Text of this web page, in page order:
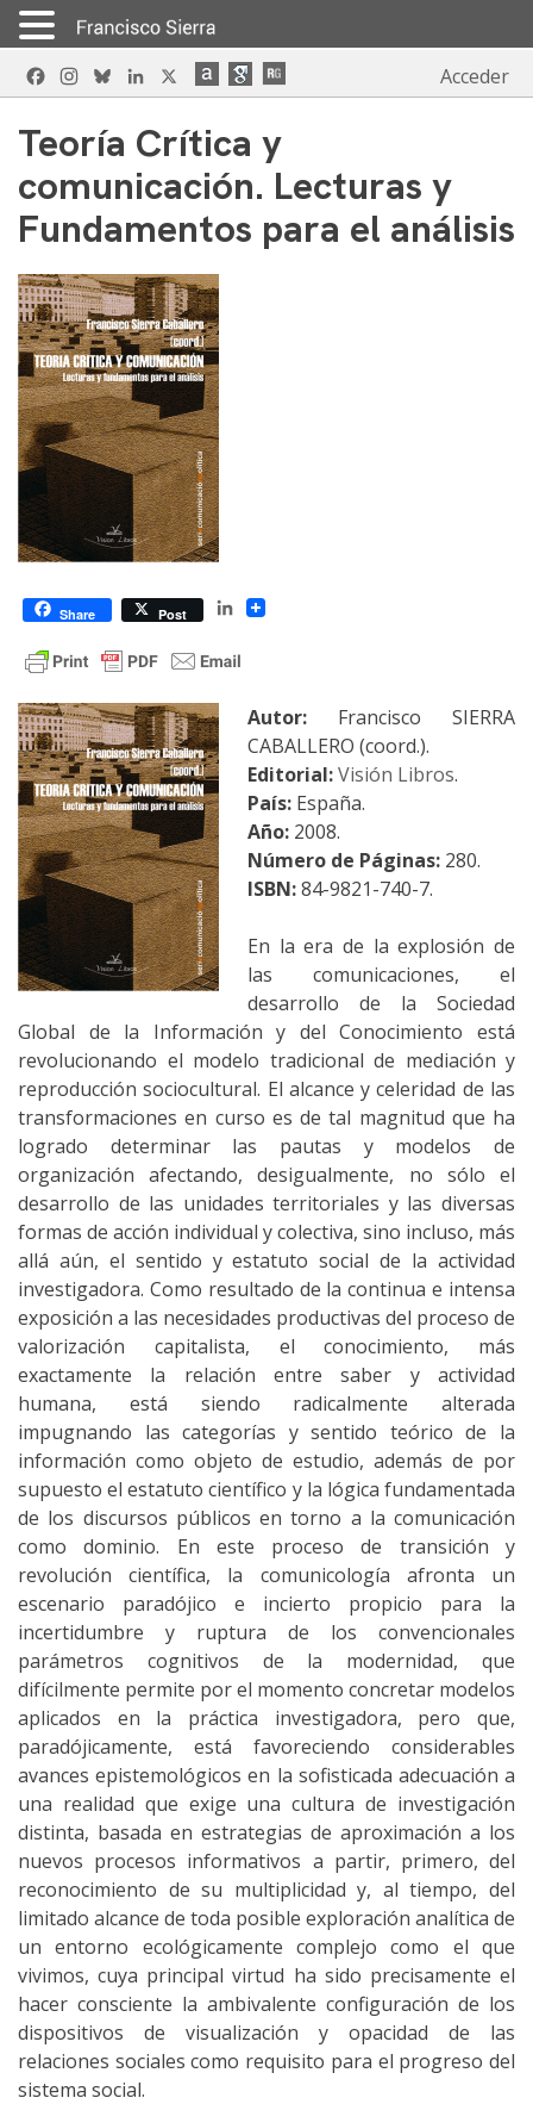
Skip
to
FacebookInstagram
BlueskyLinkedIn Acceder
Teoría Crítica y
comunicación. Lecturas y
Fundamentos para el análisis
Share Post LinkedIn
Autor: Francisco SIERRA
CABALLERO (coord.).
Editorial:Visión Libros.
País: España.
Año: 2008.
Número de Páginas: 280.
ISBN:84-9821-740-7.
En la era de la explosión de
las comunicaciones, el
desarrollo de la Sociedad
Global de la Información y del Conocimiento está
revolucionando el modelo tradicional de mediación y
reproducción sociocultural. El alcance y celeridad de las
transformaciones en curso es de tal magnitud que ha
logrado determinar las pautas y modelos de
organización afectando, desigualmente, no sólo el
desarrollo de las unidades territoriales y las diversas
formas de acción individual y colectiva, sino incluso, más
allá aún, el sentido y estatuto social de la actividad
investigadora. Como resultado de la continua e intensa
exposición a las necesidades productivas del proceso de
valorización capitalista, el conocimiento, más
exactamente la relación entre saber y actividad
humana, está siendo radicalmente alterada
impugnando las categorías y sentido teórico de la
información como objeto de estudio, además de por
supuesto el estatuto científico y la lógica fundamentada
de los discursos públicos en torno a la comunicación
como dominio. En este proceso de transición y
revolución científica, la comunicología afronta un
escenario paradójico e incierto propicio para la
incertidumbre y ruptura de los convencionales
parámetros cognitivos de la modernidad, que
difícilmente permite por el momento concretar modelos
aplicados en la práctica investigadora, pero que,
paradójicamente, está favoreciendo considerables
avances epistemológicos en la sofisticada adecuación a
una realidad que exige una cultura de investigación
distinta, basada en estrategias de aproximación a los
nuevos procesos informativos a partir, primero, del
reconocimiento de su multiplicidad y, al tiempo, del
limitado alcance de toda posible exploración analítica de
un entorno ecológicamente complejo como el que
vivimos, cuya principal virtud ha sido precisamente el
hacer consciente la ambivalente configuración de los
dispositivos de visualización y opacidad de las
relaciones sociales como requisito para el progreso del
sistema social.